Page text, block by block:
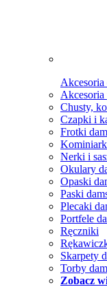
Akcesoria
Chusty,
Czapki i
Frotki
Nerki i
Okulary
Opaski
Paski
Plecaki
Portfele
Ręczniki
Skarpety
Torby
Zobacz